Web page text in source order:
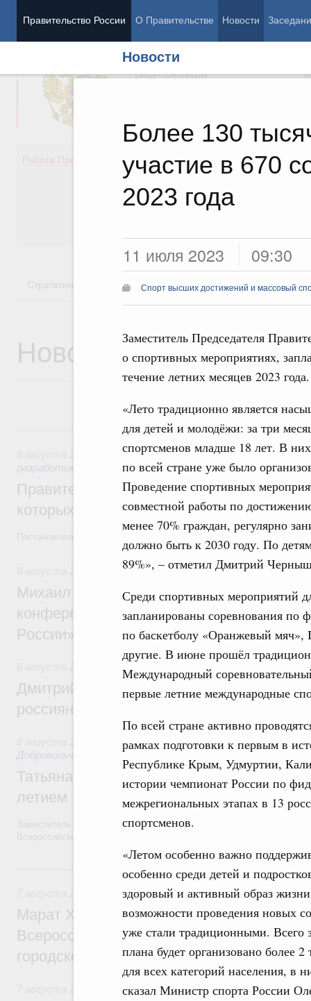
Правительство России О Правительстве Новости
Новости
Более 130
участие в 670
2023 года
11 июля 2023 09:30
Спорт высших достижений и массовый
Заместитель Председателя
о спортивных мероприятиях,
течение летних месяцев 2023 года.
«Лето традиционно является
для детей и молодёжи: за три
спортсменов младше 18 лет. В
по всей стране уже было
Проведение спортивных
совместной работы по
менее 70% граждан, регулярно
должно быть к 2030 году. По
89%», – отметил Дмитрий
Среди спортивных мероприятий
запланированы соревнования по
по баскетболу «Оранжевый мяч»,
другие. В июне прошёл
Международный
первые летние международные
По всей стране активно
рамках подготовки к первым в
Республике Крым, Удмуртии,
истории чемпионат России по
межрегиональных этапах в 13
спортсменов.
«Летом особенно важно
особенно среди детей и
здоровый и активный образ
возможности проведения новых
уже стали традиционными. Всего
плана будет организовано более
для всех категорий населения, в
сказал Министр спорта России
Председатель Правительства
Вице-премьеры
Работа Правительства
Демография
Здоровье
Культура
Стратегии Государственные программы
Новости
8 августа, суббота
Государственная политика в сфере
разработок
Правительство расширило перечень
которых освобождаются от НДФЛ
Отрасль информационных технологий
Михаил Мишустин дал поручения по
конференции «Цифровая индустрия
России»
Спорт высших достижений и массовый
Дмитрий Чернышенко и Михаил
россиян с Днём физкультурника
Социальные инновации. Некоммерческие
Добровольчество и волонтёрство. Благотворительность
Татьяна Голикова поздравила
летием
Заместитель Председателя Правительства Татьяна Голикова
7 августа, пятница
Экономика городов. Городская среда
Марат Хуснуллин провёл заседание
Всероссийского конкурса лучших
городской среды
Отрасль информационных технологий